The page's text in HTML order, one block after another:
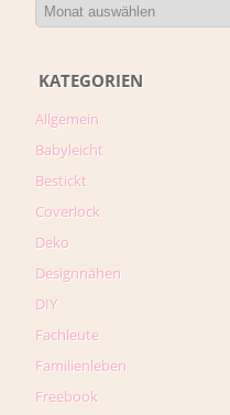
KATEGORIEN
Allgemein
Babyleicht
Bestickt
Coverlock
Deko
Designnähen
DIY
Fachleute
Familienleben
Freebook